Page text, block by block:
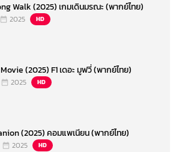
Walk (2025) เกมเดินมรณะ (พากย์ไทย)
2025 HD
Movie (2025) F1 เดอะ มูฟวี่ (พากย์ไทย)
2025 HD
(2025) คอมแพเนียน (พากย์ไทย)
2025 HD